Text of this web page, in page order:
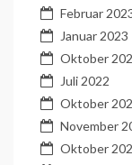
Februar
Januar 2023
Oktober
Juli 2022
Oktober
November
Oktober